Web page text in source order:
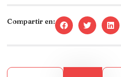
Compartir en: